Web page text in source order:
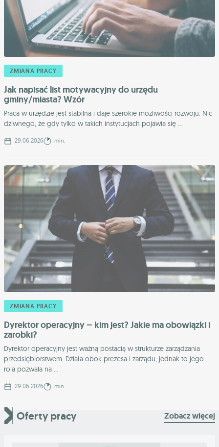
ZMIANA PRACY
Jak napisać list motywacyjny do urzędu
gminy/miasta? Wzór
Praca w urzędzie jest stabilna i daje szerokie możliwości rozwoju. Nic
dziwnego, że gdy tylko w takich instytucjach pojawia się ...
29.06.2026 min.
ZMIANA PRACY
Dyrektor operacyjny – kim jest? Jakie ma obowiązki i
zarobki?
Dyrektor operacyjny jest ważną postacią w strukturze zarządzania
przedsiębiorstwem. Działa obok prezesa i zarządu, jednak to jego
rola pozwala na ...
29.06.2026 min.
Oferty pracy Zobacz więcej